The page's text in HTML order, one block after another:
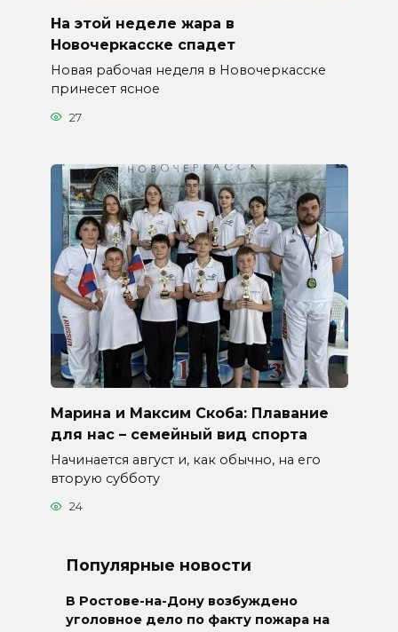
На этой неделе жара в
Новочеркасске спадет
Новая рабочая неделя в Новочеркасске
принесет ясное
27
Марина и Максим Скоба: Плавание
для нас – семейный вид спорта
Начинается август и, как обычно, на его
вторую субботу
24
Популярные новости
В Ростове-на-Дону возбуждено
уголовное дело по факту пожара на